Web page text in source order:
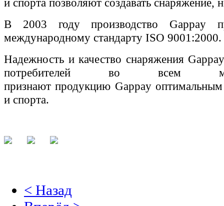
В 2003 году производство Gappay
международному стандарту ISO 9001:2000.
Надежность и качество снаряжения
потребителей во всем
признают продукцию Gappay
и спорта.
< Назад